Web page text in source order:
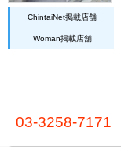
ChintaiNet掲載店舗
Woman掲載店舗
03-3258-7171